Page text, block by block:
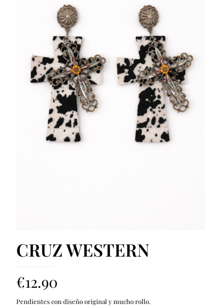
CRUZ WESTERN
€12.90
Pendientes con diseño original y mucho rollo.